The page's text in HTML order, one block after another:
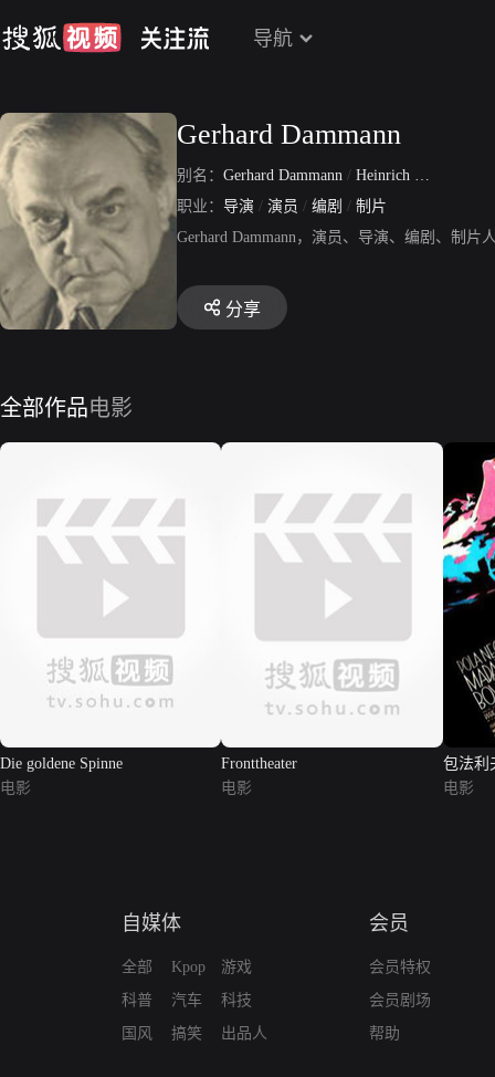
导航
Gerhard Dammann
别名： Gerhard Dammann / Heinrich Gerhard Dammann
职业： 导演 / 演员 / 编剧 / 制片
Gerhard Dammann，演员、导演、编剧、制
分享
全部作品电影
Die goldene Spinne
电影
Fronttheater
电影
包法利
电影
自媒体
全部
科普
国风
Kpop
汽车
搞笑
游戏
科技
出品人
会员
会员特权
会员剧场
帮助